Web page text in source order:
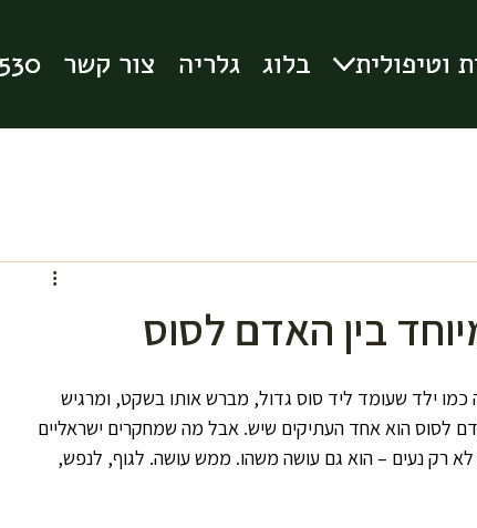
וטיפולית בלוג גלריה צור קשר וטיפולית בלוג גלריה צור קשר
בין האדם לסוס
ילד שעומד ליד סוס גדול, מברש אותו בשקט, ומרגיש
לסוס הוא אחד העתיקים שיש. אבל מה שמחקרים ישראליים
לא רק נעים – הוא גם עושה משהו. ממש עושה. לגוף, לנפש,